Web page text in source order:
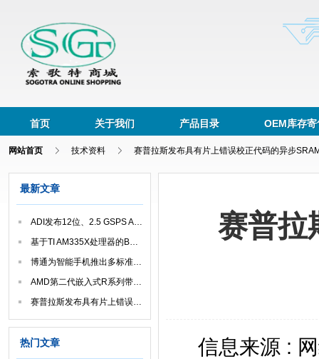
首页 关于我们 产品目录 OEM库存寄
网站首页 技术资料 赛普拉斯发布具有片上错误校正代码的异步
最新文章
ADI发布12位、2.5 GSPS ADC
基于TI AM335X处理器的BB-Black平台
博通为智能手机推出多标准无线充电单芯片解决方案
AMD第二代嵌入式R系列带来智慧、互动体验
赛普拉斯发布具有片上错误校正代码的异步SRAM
热门文章
赛普拉
信息来源 :